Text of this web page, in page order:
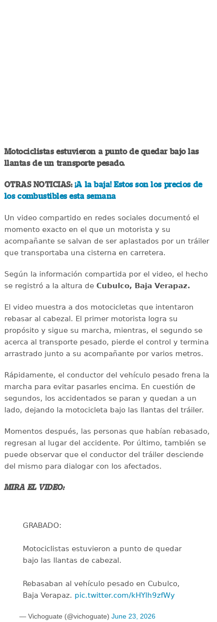
Motociclistas estuvieron a punto de quedar bajo las
llantas de un transporte pesado.
OTRAS NOTICIAS: ¡A la baja! Estos son los precios de
los combustibles esta semana
Un video compartido en redes sociales documentó el
momento exacto en el que un motorista y su
acompañante se salvan de ser aplastados por un tráiler
que transportaba una cisterna en carretera.
Según la información compartida por el video, el hecho
se registró a la altura de Cubulco, Baja Verapaz.
El video muestra a dos motocicletas que intentaron
rebasar al cabezal. El primer motorista logra su
propósito y sigue su marcha, mientras, el segundo se
acerca al transporte pesado, pierde el control y termina
arrastrado junto a su acompañante por varios metros.
Rápidamente, el conductor del vehículo pesado frena la
marcha para evitar pasarles encima. En cuestión de
segundos, los accidentados se paran y quedan a un
lado, dejando la motocicleta bajo las llantas del tráiler.
Momentos después, las personas que habían rebasado,
regresan al lugar del accidente. Por último, también se
puede observar que el conductor del tráiler desciende
del mismo para dialogar con los afectados.
MIRA EL VIDEO:
GRABADO:
Motociclistas estuvieron a punto de quedar
bajo las llantas de cabezal.
Rebasaban al vehículo pesado en Cubulco,
Baja Verapaz. pic.twitter.com/kHYlh9zfWy
— Vichoguate (@vichoguate) June 23, 2026